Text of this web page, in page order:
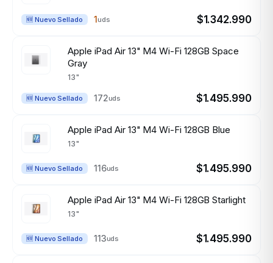
🆕 Nuevo Sellado 1uds $1.342.990
Apple iPad Air 13" M4 Wi-Fi 128GB Space
Gray
13"
🆕 Nuevo Sellado 172uds $1.495.990
Apple iPad Air 13" M4 Wi-Fi 128GB Blue
13"
🆕 Nuevo Sellado 116uds $1.495.990
Apple iPad Air 13" M4 Wi-Fi 128GB Starlight
13"
🆕 Nuevo Sellado 113uds $1.495.990